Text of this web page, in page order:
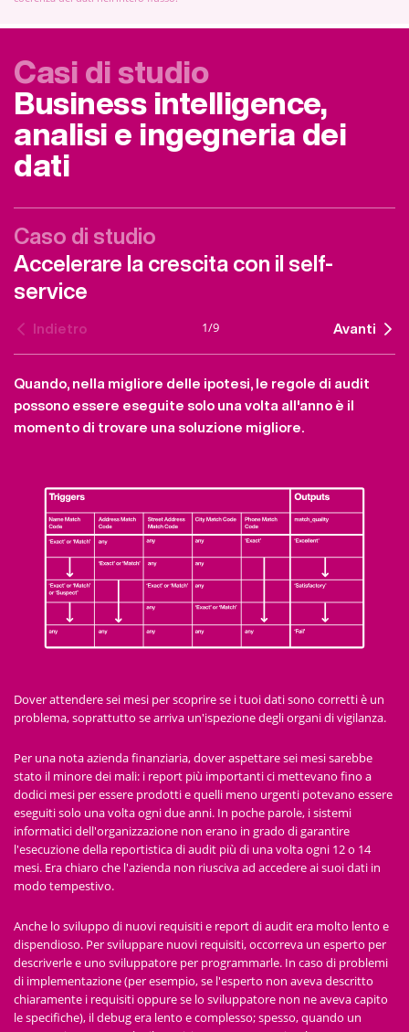
Casi di studio
Business intelligence,
analisi e ingegneria dei
dati
Caso di studio
Accelerare la crescita con il self-
service
Indietro 1/9 Avanti
Quando, nella migliore delle ipotesi, le regole di audit
possono essere eseguite solo una volta all'anno è il
momento di trovare una soluzione migliore.
Dover attendere sei mesi per scoprire se i tuoi dati sono corretti è un
problema, soprattutto se arriva un'ispezione degli organi di vigilanza.
Per una nota azienda finanziaria, dover aspettare sei mesi sarebbe
stato il minore dei mali: i report più importanti ci mettevano fino a
dodici mesi per essere prodotti e quelli meno urgenti potevano essere
eseguiti solo una volta ogni due anni. In poche parole, i sistemi
informatici dell'organizzazione non erano in grado di garantire
l'esecuzione della reportistica di audit più di una volta ogni 12 o 14
mesi. Era chiaro che l'azienda non riusciva ad accedere ai suoi dati in
modo tempestivo.
Anche lo sviluppo di nuovi requisiti e report di audit era molto lento e
dispendioso. Per sviluppare nuovi requisiti, occorreva un esperto per
descriverle e uno sviluppatore per programmarle. In caso di problemi
di implementazione (per esempio, se l'esperto non aveva descritto
chiaramente i requisiti oppure se lo sviluppatore non ne aveva capito
le specifiche), il debug era lento e complesso; spesso, quando un